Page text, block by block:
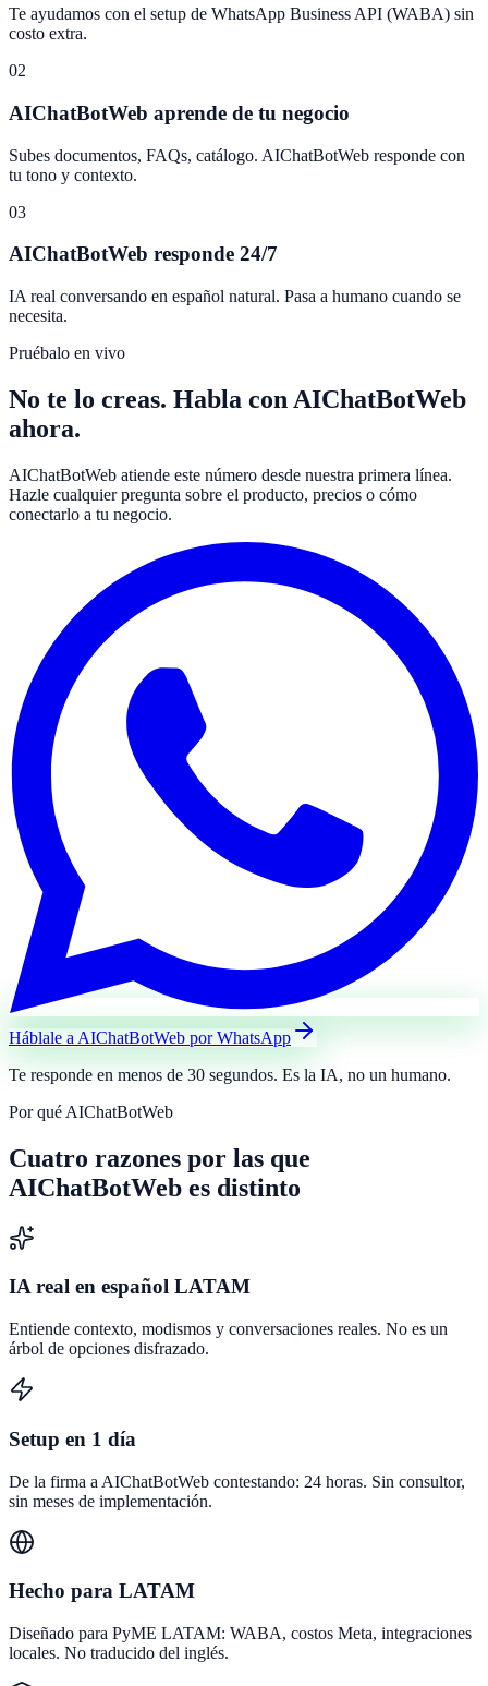
Te ayudamos con el setup de WhatsApp Business API (WABA) sin
costo extra.
02
AIChatBotWeb aprende de tu negocio
Subes documentos, FAQs, catálogo. AIChatBotWeb responde con
tu tono y contexto.
03
AIChatBotWeb responde 24/7
IA real conversando en español natural. Pasa a humano cuando se
necesita.
Pruébalo en vivo
No te lo creas. Habla con AIChatBotWeb
ahora.
AIChatBotWeb atiende este número desde nuestra primera línea.
Hazle cualquier pregunta sobre el producto, precios o cómo
conectarlo a tu negocio.
Háblale a AIChatBotWeb por WhatsApp
Te responde en menos de 30 segundos. Es la IA, no un humano.
Por qué AIChatBotWeb
Cuatro razones por las que
AIChatBotWeb es distinto
IA real en español LATAM
Entiende contexto, modismos y conversaciones reales. No es un
árbol de opciones disfrazado.
Setup en 1 día
De la firma a AIChatBotWeb contestando: 24 horas. Sin consultor,
sin meses de implementación.
Hecho para LATAM
Diseñado para PyME LATAM: WABA, costos Meta, integraciones
locales. No traducido del inglés.